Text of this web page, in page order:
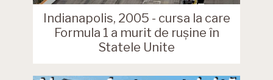
Indianapolis, 2005 - cursa la care
Formula 1 a murit de rușine în
Statele Unite